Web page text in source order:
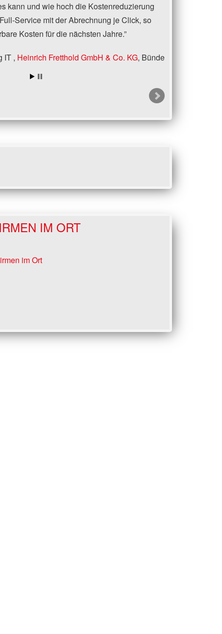
kann und wie hoch die Kostenreduzierung
Service mit der Abrechnung je Click, so
Kosten für die nächsten Jahre.
IT Heinrich Fretthold GmbH & Co. KG Bünde
IM ORT